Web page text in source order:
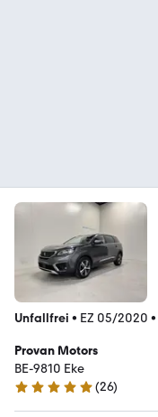
Unfallfrei • EZ 05/2020 •
Provan Motors
BE-9810 Eke
5 Sterne
(26)